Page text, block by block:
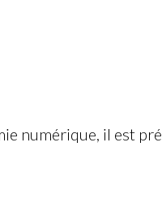
numérique, il est